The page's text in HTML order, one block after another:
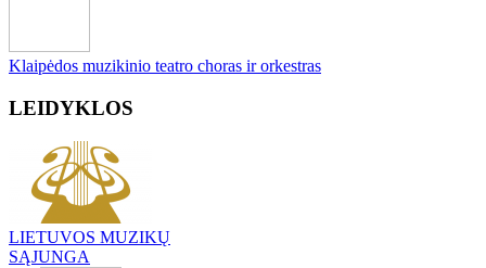
Klaipėdos muzikinio teatro choras ir orkestras
LEIDYKLOS
LIETUVOS MUZIKŲ
SĄJUNGA